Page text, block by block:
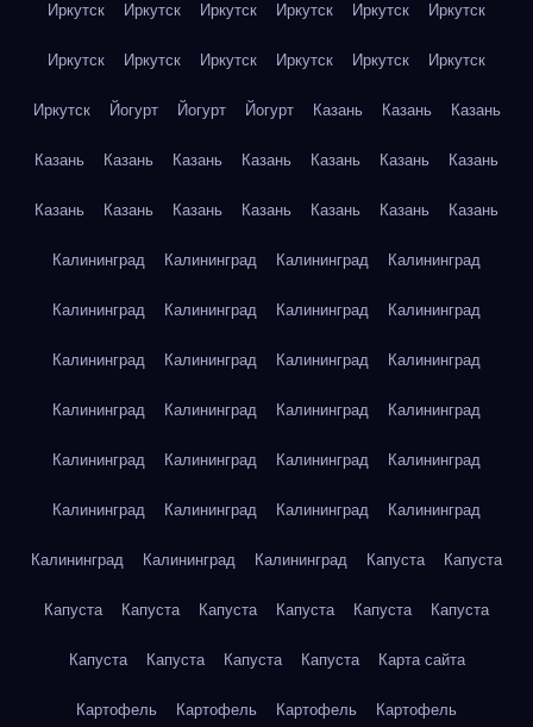
Иркутск Иркутск Иркутск Иркутск Иркутск Иркутск
Иркутск Иркутск Иркутск Иркутск Иркутск Иркутск
Иркутск Йогурт Йогурт Йогурт Казань Казань Казань
Казань Казань Казань Казань Казань Казань Казань
Казань Казань Казань Казань Казань Казань Казань
Калининград Калининград Калининград Калининград
Калининград Калининград Калининград Калининград
Калининград Калининград Калининград Калининград
Калининград Калининград Калининград Калининград
Калининград Калининград Калининград Калининград
Калининград Калининград Калининград Калининград
Калининград Калининград Калининград Капуста Капуста
Капуста Капуста Капуста Капуста Капуста Капуста
Капуста Капуста Капуста Капуста Карта сайта
Картофель Картофель Картофель Картофель